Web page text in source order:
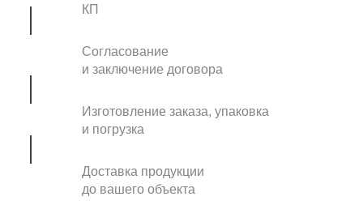
КП
Согласование
и заключение договора
Изготовление заказа, упаковка
и погрузка
Доставка продукции
до вашего объекта